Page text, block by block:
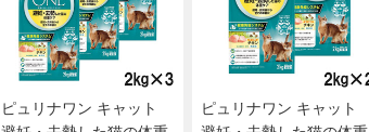
ピュリナワン キャット
ピュリナワン キャット